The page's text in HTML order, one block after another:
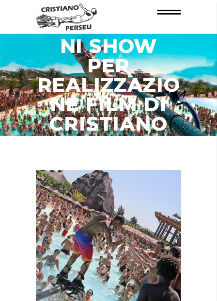
INFORMAZIO
NI SHOW
PER
REALIZZAZIO
NE FILM DI
CRISTIANO
PERSEU
FLYBOARD
TANDEM